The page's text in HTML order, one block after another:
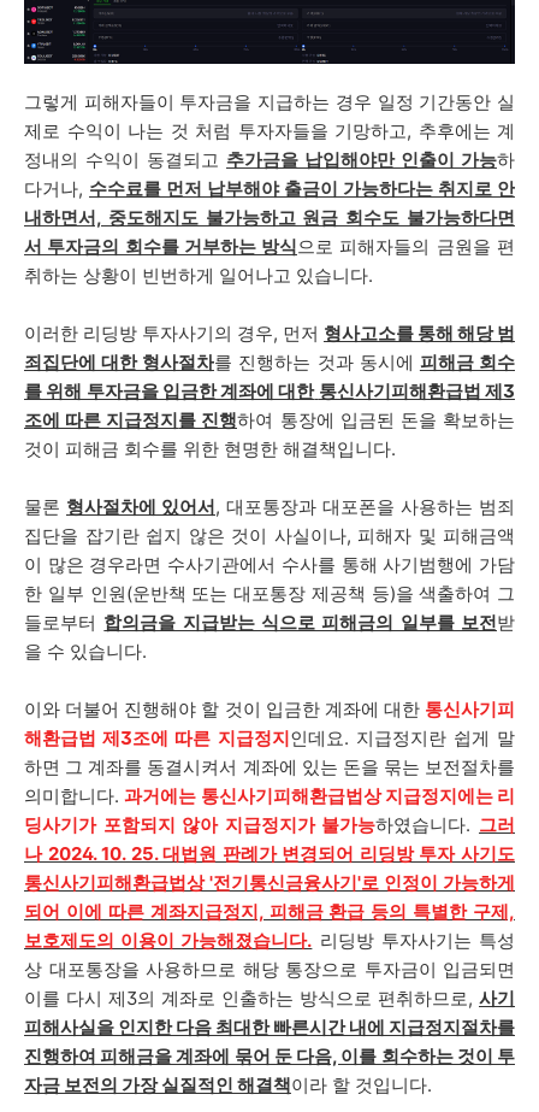
그렇게 피해자들이 투자금을 지급하는 경우 일정 기간동안 실
제로 수익이 나는 것 처럼 투자자들을 기망하고, 추후에는 계
정내의 수익이 동결되고 추가금을 납입해야만 인출이 가능하
다거나, 수수료를 먼저 납부해야 출금이 가능하다는 취지로 안
내하면서, 중도해지도 불가능하고 원금 회수도 불가능하다면
서 투자금의 회수를 거부하는 방식으로 피해자들의 금원을 편
취하는 상황이 빈번하게 일어나고 있습니다.
이러한 리딩방 투자사기의 경우, 먼저 형사고소를 통해 해당 범
죄집단에 대한 형사절차를 진행하는 것과 동시에 피해금 회수
를 위해 투자금을 입금한 계좌에 대한 통신사기피해환급법 제3
조에 따른 지급정지를 진행하여 통장에 입금된 돈을 확보하는
것이 피해금 회수를 위한 현명한 해결책입니다.
물론 형사절차에 있어서, 대포통장과 대포폰을 사용하는 범죄
집단을 잡기란 쉽지 않은 것이 사실이나, 피해자 및 피해금액
이 많은 경우라면 수사기관에서 수사를 통해 사기범행에 가담
한 일부 인원(운반책 또는 대포통장 제공책 등)을 색출하여 그
들로부터 합의금을 지급받는 식으로 피해금의 일부를 보전받
을 수 있습니다.
이와 더불어 진행해야 할 것이 입금한 계좌에 대한 통신사기피
해환급법 제3조에 따른 지급정지인데요. 지급정지란 쉽게 말
하면 그 계좌를 동결시켜서 계좌에 있는 돈을 묶는 보전절차를
의미합니다. 과거에는 통신사기피해환급법상 지급정지에는 리
딩사기가 포함되지 않아 지급정지가 불가능하였습니다. 그러
나 2024. 10. 25. 대법원 판례가 변경되어 리딩방 투자 사기도
통신사기피해환급법상 '전기통신금융사기'로 인정이 가능하게
되어 이에 따른 계좌지급정지, 피해금 환급 등의 특별한 구제,
보호제도의 이용이 가능해졌습니다. 리딩방 투자사기는 특성
상 대포통장을 사용하므로 해당 통장으로 투자금이 입금되면
이를 다시 제3의 계좌로 인출하는 방식으로 편취하므로, 사기
피해사실을 인지한 다음 최대한 빠른시간 내에 지급정지절차를
진행하여 피해금을 계좌에 묶어 둔 다음, 이를 회수하는 것이 투
자금 보전의 가장 실질적인 해결책이라 할 것입니다.